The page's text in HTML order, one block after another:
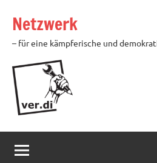
Inhalt
springen
Netzwerk
– für eine kämpferische und